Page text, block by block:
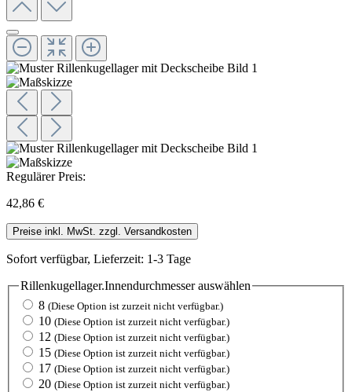
Regulärer Preis:
42,86 €
Preise inkl. MwSt. zzgl. Versandkosten
Sofort verfügbar, Lieferzeit: 1-3 Tage
Rillenkugellager.Innendurchmesserauswählen
8 (Diese Option ist zurzeit nicht verfügbar.)
10 (Diese Option ist zurzeit nicht verfügbar.)
12 (Diese Option ist zurzeit nicht verfügbar.)
15 (Diese Option ist zurzeit nicht verfügbar.)
17 (Diese Option ist zurzeit nicht verfügbar.)
20 (Diese Option ist zurzeit nicht verfügbar.)